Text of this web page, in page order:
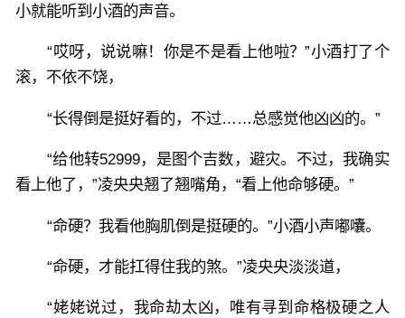
小就能听到小酒的声音。
“哎呀，说说嘛！你是不是看上他啦？”小酒打了个
滚，不依不饶，
“长得倒是挺好看的，不过……总感觉他凶凶的。”
“给他转52999，是图个吉数，避灾。不过，我确实
看上他了，”凌央央翘了翘嘴角，“看上他命够硬。”
“命硬？我看他胸肌倒是挺硬的。”小酒小声嘟囔。
“命硬，才能扛得住我的煞。”凌央央淡淡道，
“姥姥说过，我命劫太凶，唯有寻到命格极硬之人